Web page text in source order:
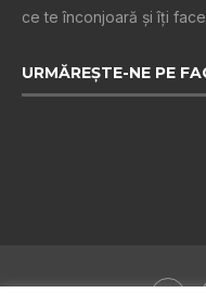
ce te înconjoară şi îţi
URMĂREȘTE-NE PE